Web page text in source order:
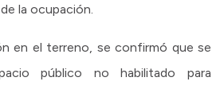
la ocupación.
en el terreno, se confirmó que se
público no habilitado para